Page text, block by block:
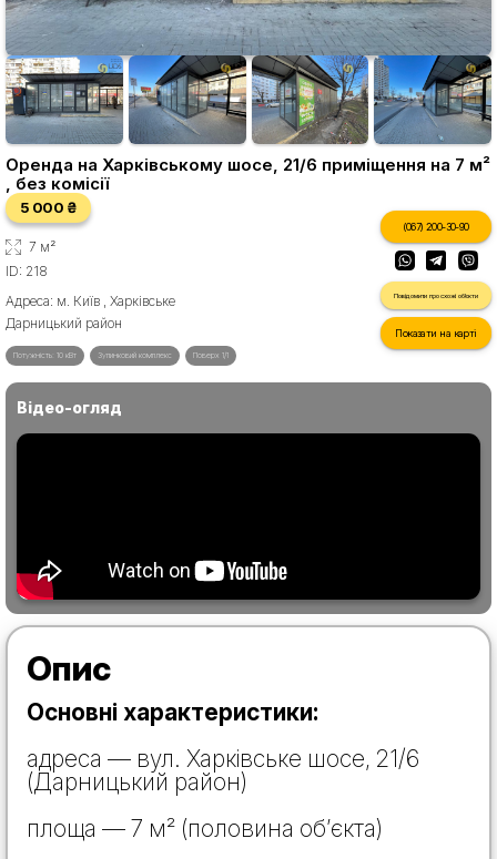
Оренда на Харківському шосе, 21/6 приміщення на 7 м²
, без комісії
5 000 ₴
7 м²
ID: 218
Адреса: м. Київ , Харківське
Дарницький район
(067) 200-30-90
Повідомити про схожі об'єкти
Показати на карті
Потужність: 10 кВт Зупинковий комплекс Поверх 1/1
Відео-огляд
Опис
Основні характеристики:
адреса — вул. Харківське шосе, 21/6
(Дарницький район)
площа — 7 м² (половина об’єкта)